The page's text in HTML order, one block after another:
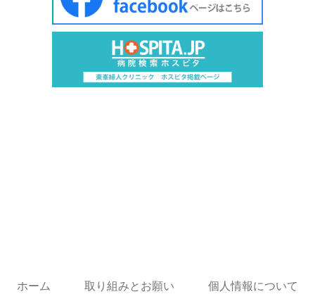
ホーム 取り組みとお願い 個人情報について